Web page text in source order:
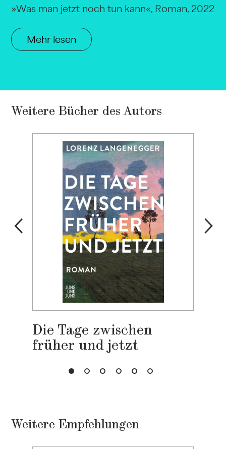
»Was man jetzt noch tun kann«, Roman, 2022
Mehr lesen
Weitere Bücher des Autors
Die Tage zwischen
früher und jetzt
Weitere Empfehlungen